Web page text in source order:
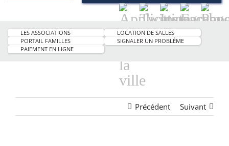
Application
smartphone
de
ville
Twitter
Instagram
LES ASSOCIATIONS
LOCATION DE SALLES
PORTAIL FAMILLES
SIGNALER UN PROBLÈME
PAIEMENT EN LIGNE
Précédent Suivant